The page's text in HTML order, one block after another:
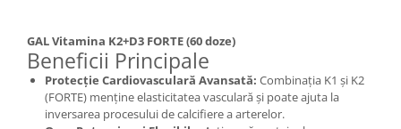
GAL Vitamina K2+D3 FORTE (60 doze)
Beneficii Principale
Protecție Cardiovasculară Avansată: Combinația K1 și K2
(FORTE) menține elasticitatea vasculară și poate ajuta la
inversarea procesului de calcifiere a arterelor.